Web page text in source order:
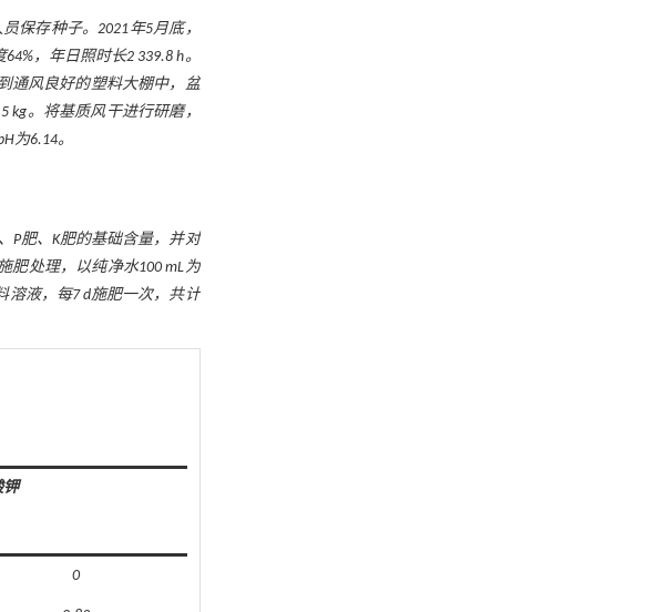
保存种子。2021年5月底，
，年日照时长2 339.8 h。
通风良好的塑料大棚中，盆
。将基质风干进行研磨，
为6.14。
P肥、K肥的基础含量，并对
肥处理，以纯净水100 mL为
溶液，每7 d施肥一次，共计
钾
0